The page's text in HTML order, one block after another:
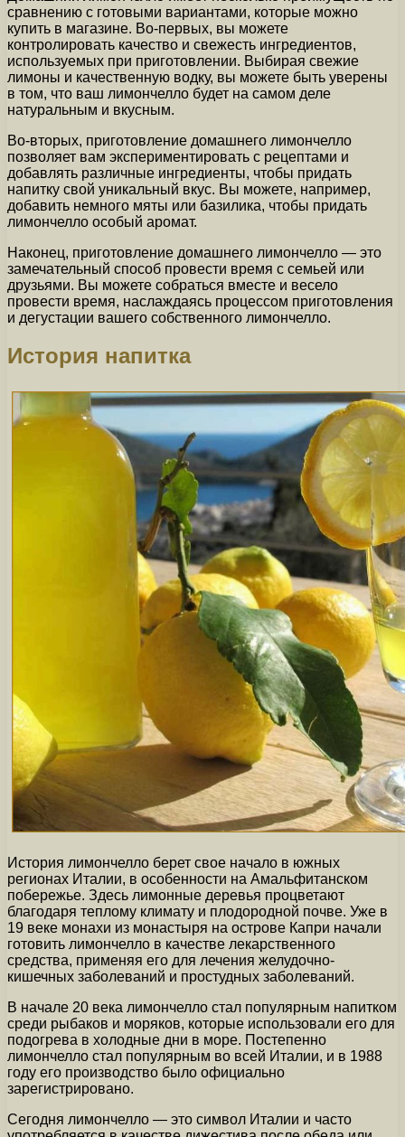
сравнению с готовыми вариантами, которые можно
купить в магазине. Во-первых, вы можете
контролировать качество и свежесть ингредиентов,
используемых при приготовлении. Выбирая свежие
лимоны и качественную водку, вы можете быть уверены
в том, что ваш лимончелло будет на самом деле
натуральным и вкусным.
Во-вторых, приготовление домашнего лимончелло
позволяет вам экспериментировать с рецептами и
добавлять различные ингредиенты, чтобы придать
напитку свой уникальный вкус. Вы можете, например,
добавить немного мяты или базилика, чтобы придать
лимончелло особый аромат.
Наконец, приготовление домашнего лимончелло — это
замечательный способ провести время с семьей или
друзьями. Вы можете собраться вместе и весело
провести время, наслаждаясь процессом приготовления
и дегустации вашего собственного лимончелло.
История напитка
История лимончелло берет свое начало в южных
регионах Италии, в особенности на Амальфитанском
побережье. Здесь лимонные деревья процветают
благодаря теплому климату и плодородной почве. Уже в
19 веке монахи из монастыря на острове Капри начали
готовить лимончелло в качестве лекарственного
средства, применяя его для лечения желудочно-
кишечных заболеваний и простудных заболеваний.
В начале 20 века лимончелло стал популярным напитком
среди рыбаков и моряков, которые использовали его для
подогрева в холодные дни в море. Постепенно
лимончелло стал популярным во всей Италии, и в 1988
году его производство было официально
зарегистрировано.
Сегодня лимончелло — это символ Италии и часто